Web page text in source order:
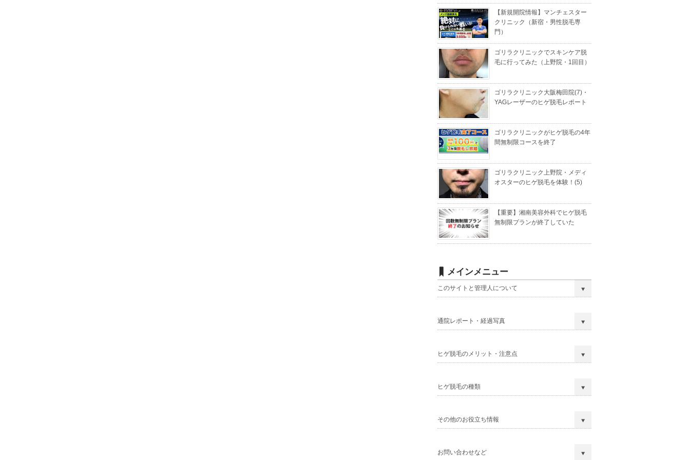
【新規開院情報】マンチェスター
クリニック（新宿・男性脱毛専
門）
ゴリラクリニックでスキンケア脱
毛に行ってみた（上野院・1回目）
ゴリラクリニック大阪梅田院(7)・
YAGレーザーのヒゲ脱毛レポート
ゴリラクリニックがヒゲ脱毛の4年
間無制限コースを終了
ゴリラクリニック上野院・メディ
オスターのヒゲ脱毛を体験！(5)
【重要】湘南美容外科でヒゲ脱毛
無制限プランが終了していた
メインメニュー
このサイトと管理人について
通院レポート・経過写真
ヒゲ脱毛のメリット・注意点
ヒゲ脱毛の種類
その他のお役立ち情報
お問い合わせなど